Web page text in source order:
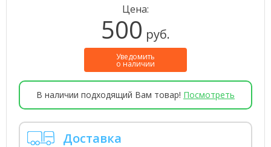
Цена:
500 руб.
Уведомить
о наличии
В наличии подходящий Вам товар! Посмотреть
Доставка